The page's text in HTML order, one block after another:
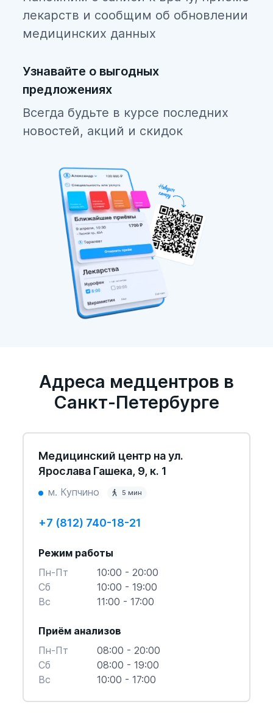
лекарств и сообщим об обновлении
медицинских данных
Узнавайте о выгодных
предложениях
Всегда будьте в курсе последних
новостей, акций и скидок
Адреса медцентров в
Санкт-Петербурге
Медицинский центр на ул.
Ярослава Гашека, 9, к. 1
м. Купчино 5 мин
+7 (812) 740-18-21
Режим работы
Пн-Пт
10:00 - 20:00
Cб
10:00 - 19:00
Вс
11:00 - 17:00
Приём анализов
Пн-Пт
08:00 - 20:00
Cб
08:00 - 19:00
Вс
10:00 - 17:00